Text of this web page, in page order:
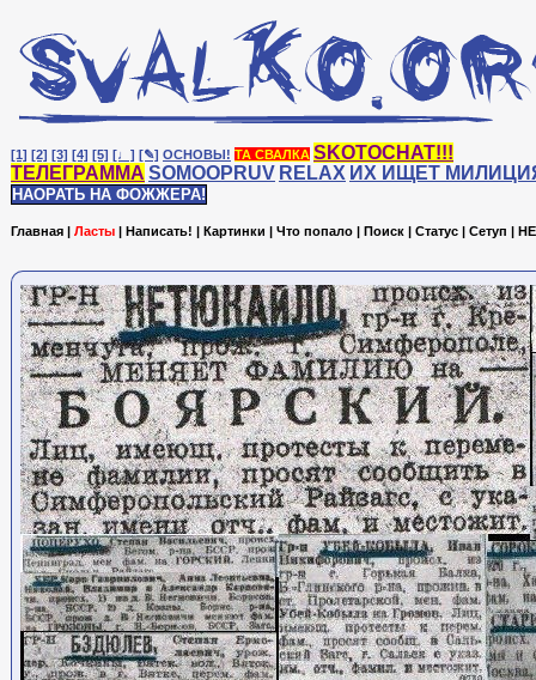
[1] [2] [3] [4] [5] [♩] [✎] ОСНОВЫ! ТА СВАЛКА SKOTOCHAT!!!
ТЕЛЕГРАММА SOMOOPRUV RELAX ИХ ИЩЕТ
НАОРАТЬ НА ФОЖЖЕРА!
Главная | Ласты | Написать! | Картинки | Что попало | Поиск | Статус | Сетуп |